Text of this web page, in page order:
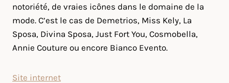
notoriété, de vraies icônes dans le domaine de la
mode. C’est le cas de Demetrios, Miss Kely, La
Sposa, Divina Sposa, Just Fort You, Cosmobella,
Annie Couture ou encore Bianco Evento.
Site internet